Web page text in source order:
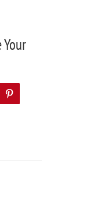
Your
Pinterest